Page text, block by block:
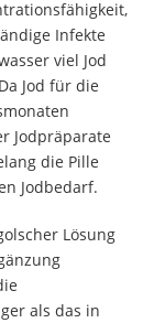
Infekte
viel Jod
Jod für die
Jodpräparate
die Pille
Jodbedarf.
Lösung
als das in